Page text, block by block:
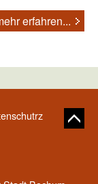
erfahren...